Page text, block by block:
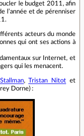
le budget 2011, afin
l’année et de pérenniser
acteurs du monde
qui ont ses actions à
sur Internet, et
qui les menacent.
,Tristan Nitot et
Dorne) :